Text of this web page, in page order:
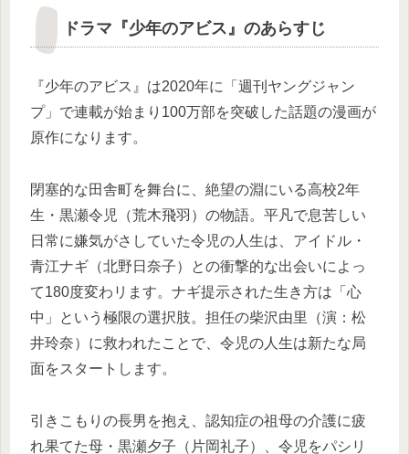
ドラマ『少年のアビス』のあらすじ
『少年のアビス』は2020年に「週刊ヤングジャン
プ」で連載が始まり100万部を突破した話題の漫画が
原作になります。
閉塞的な田舎町を舞台に、絶望の淵にいる高校2年
生・黒瀬令児（荒木飛羽）の物語。平凡で息苦しい
日常に嫌気がさしていた令児の人生は、アイドル・
青江ナギ（北野日奈子）との衝撃的な出会いによっ
て180度変わリます。ナギ提示された生き方は「心
中」という極限の選択肢。担任の柴沢由里（演：松
井玲奈）に救われたことで、令児の人生は新たな局
面をスタートします。
引きこもりの長男を抱え、認知症の祖母の介護に疲
れ果てた母・黒瀬夕子（片岡礼子）、令児をパシリ